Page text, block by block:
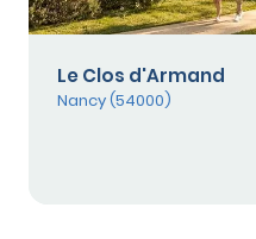
Le Clos d'Armand
Nancy (54000)